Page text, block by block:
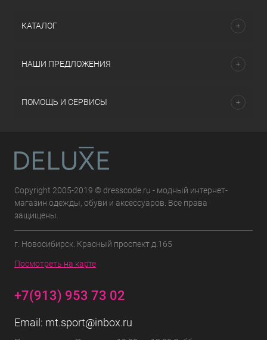
КАТАЛОГ
НАШИ ПРЕДЛОЖЕНИЯ
ПОМОЩЬ И СЕРВИСЫ
Copyright 2005-2019 © dresscode.ru - модный интернет-
магазин одежды, обуви и аксессуаров. Все права
защищены.
г. Новосибирск. Красный проспект д.165
Посмотреть на карте
+7(913) 953 73 02
Email: mt.sport@inbox.ru